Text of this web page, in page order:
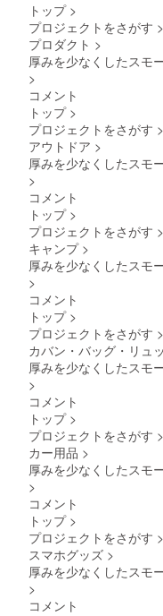
トップ >
プロジェクトをさがす >
プロダクト >
厚みを少なくしたスモ
>
コメント
トップ >
プロジェクトをさがす >
アウトドア >
厚みを少なくしたスモ
>
コメント
トップ >
プロジェクトをさがす >
キャンプ >
厚みを少なくしたスモ
>
コメント
トップ >
プロジェクトをさがす >
カバン・バッグ・リュ
厚みを少なくしたスモ
>
コメント
トップ >
プロジェクトをさがす >
カー用品 >
厚みを少なくしたスモ
>
コメント
トップ >
プロジェクトをさがす >
スマホグッズ >
厚みを少なくしたスモ
>
コメント